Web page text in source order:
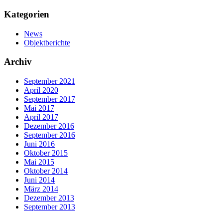
Kategorien
News
Objektberichte
Archiv
September 2021
April 2020
September 2017
Mai 2017
April 2017
Dezember 2016
September 2016
Juni 2016
Oktober 2015
Mai 2015
Oktober 2014
Juni 2014
März 2014
Dezember 2013
September 2013